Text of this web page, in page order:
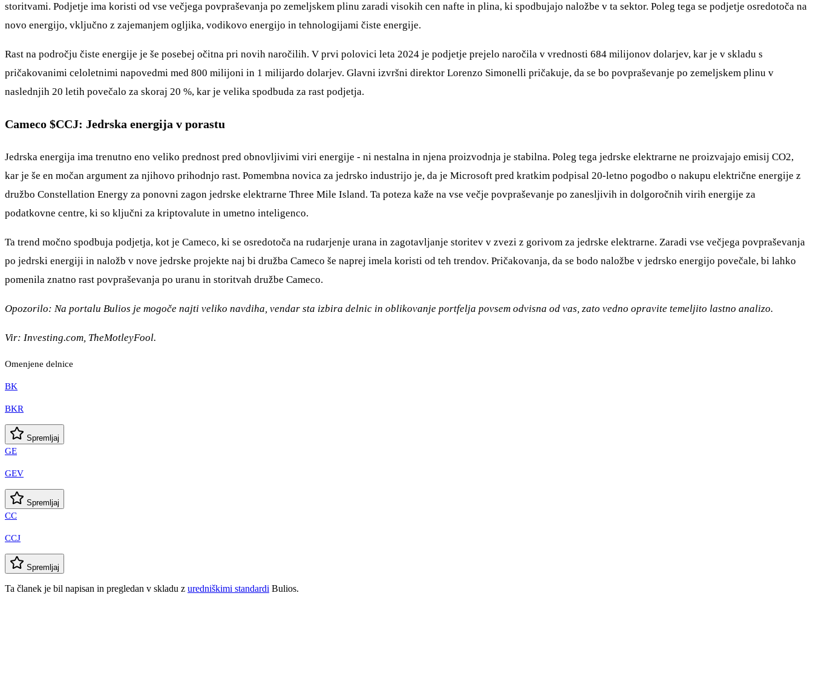
storitvami. Podjetje ima koristi od vse večjega povpraševanja po zemeljskem plinu zaradi visokih cen nafte in plina, ki spodbujajo naložbe v ta sektor. Poleg tega se podjetje osredotoča na
novo energijo, vključno z zajemanjem ogljika, vodikovo energijo in tehnologijami čiste energije.
Rast na področju čiste energije je še posebej očitna pri novih naročilih. V prvi polovici leta 2024 je podjetje prejelo naročila v vrednosti 684 milijonov dolarjev, kar je v skladu s
pričakovanimi celoletnimi napovedmi med 800 milijoni in 1 milijardo dolarjev. Glavni izvršni direktor Lorenzo Simonelli pričakuje, da se bo povpraševanje po zemeljskem plinu v
naslednjih 20 letih povečalo za skoraj 20 %, kar je velika spodbuda za rast podjetja.
Cameco $CCJ: Jedrska energija v porastu
Jedrska energija ima trenutno eno veliko prednost pred obnovljivimi viri energije - ni nestalna in njena proizvodnja je stabilna. Poleg tega jedrske elektrarne ne proizvajajo emisij CO2,
kar je še en močan argument za njihovo prihodnjo rast. Pomembna novica za jedrsko industrijo je, da je Microsoft pred kratkim podpisal 20-letno pogodbo o nakupu električne energije z
družbo Constellation Energy za ponovni zagon jedrske elektrarne Three Mile Island. Ta poteza kaže na vse večje povpraševanje po zanesljivih in dolgoročnih virih energije za
podatkovne centre, ki so ključni za kriptovalute in umetno inteligenco.
Ta trend močno spodbuja podjetja, kot je Cameco, ki se osredotoča na rudarjenje urana in zagotavljanje storitev v zvezi z gorivom za jedrske elektrarne. Zaradi vse večjega povpraševanja
po jedrski energiji in naložb v nove jedrske projekte naj bi družba Cameco še naprej imela koristi od teh trendov. Pričakovanja, da se bodo naložbe v jedrsko energijo povečale, bi lahko
pomenila znatno rast povpraševanja po uranu in storitvah družbe Cameco.
Opozorilo: Na portalu Bulios je mogoče najti veliko navdiha, vendar sta izbira delnic in oblikovanje portfelja povsem odvisna od vas, zato vedno opravite temeljito lastno analizo.
Vir: Investing.com, TheMotleyFool.
Omenjene delnice
BK
BKR
Spremljaj
GE
GEV
Spremljaj
CC
CCJ
Spremljaj
Ta članek je bil napisan in pregledan v skladu z uredniškimi standardi Bulios.